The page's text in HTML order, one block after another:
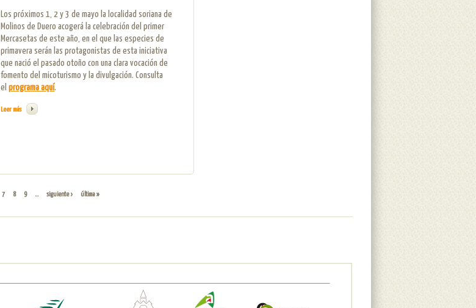
Los próximos 1, 2 y 3 de mayo la localidad soriana de
Molinos de Duero acogerá la celebración del primer
Mercasetas de este año, en el que las especies de
primavera serán las protagonistas de esta iniciativa
que nació el pasado otoño con una clara vocación de
fomento del micoturismo y la divulgación. Consulta
el programa aquí.
Leer mássobre La localidad de Molinos de Duero (Soria) acogerá la primera edición Mercasetas de primavera los días 1, 2 y 3 de mayo
7 8 9 … siguiente › última »